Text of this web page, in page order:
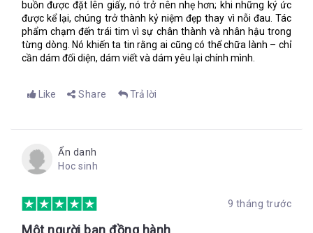
Tớ sẽ chứng minh cho cậu thấy tớ không phải kẻ tồi tệ.
Tôi đã gây ra chuyện này và giờ tôi phải cứu vãn tình thế đó.
không dùng tới. Những thứ này biết đâu sẽ có ích. Bỏ lá thư
Tớ đến với cậu đây, Lupe.
cây rỉ ra, chỉ có dấu gãy đổ ở những bụi cây thấp. Tôi mường
tượng ra Lupe, một mình và kiên quyết.
Tớ sẽ chứng minh cho
cậu thấy là tớ không hề tồi tệ.
buồn được đặt lên giấy, nó trở nên nhẹ hơn; khi những ký ức
được kể lại, chúng trở thành kỷ niệm đẹp thay vì nỗi đau. Tác
phẩm chạm đến trái tim vì sự chân thành và nhân hậu trong
từng dòng. Nó khiến ta tin rằng ai cũng có thể chữa lành – chỉ
cần dám đối diện, dám viết và dám yêu lại chính mình.
Like Share Trả lời
Ẩn danh
Hoc sinh
9 tháng trước
Một người bạn đồng hành